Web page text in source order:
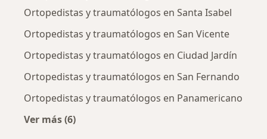
Ortopedistas y traumatólogos en Santa Isabel
Ortopedistas y traumatólogos en San Vicente
Ortopedistas y traumatólogos en Ciudad Jardín
Ortopedistas y traumatólogos en San Fernando
Ortopedistas y traumatólogos en Panamericano
Ver más (6)